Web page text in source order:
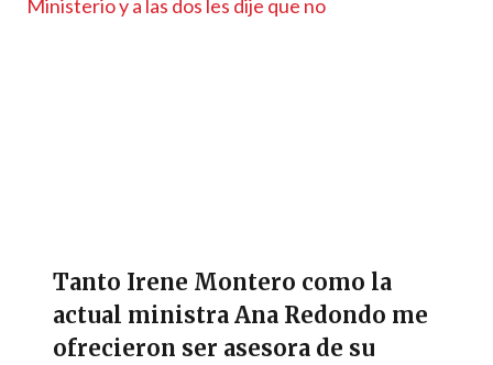
Tanto Irene Montero como la
actual ministra Ana Redondo me
ofrecieron ser asesora de su